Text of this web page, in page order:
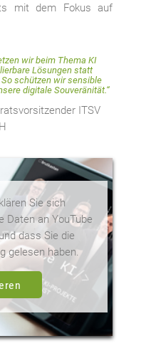
mit dem Fokus auf
wir beim Thema KI
Lösungen statt
schützen wir sensible
digitale Souveränität.“
ITSV
Sie sich
Daten an YouTube
dass Sie die
gelesen haben.